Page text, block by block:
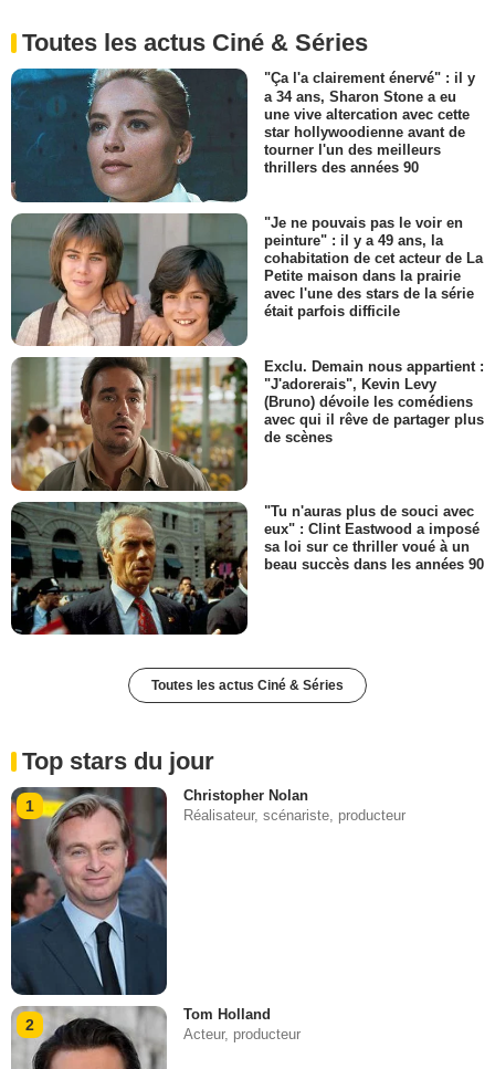
Toutes les actus Ciné & Séries
"Ça l'a clairement énervé" : il y
a 34 ans, Sharon Stone a eu
une vive altercation avec cette
star hollywoodienne avant de
tourner l'un des meilleurs
thrillers des années 90
"Je ne pouvais pas le voir en
peinture" : il y a 49 ans, la
cohabitation de cet acteur de La
Petite maison dans la prairie
avec l'une des stars de la série
était parfois difficile
Exclu. Demain nous appartient :
"J'adorerais", Kevin Levy
(Bruno) dévoile les comédiens
avec qui il rêve de partager plus
de scènes
"Tu n'auras plus de souci avec
eux" : Clint Eastwood a imposé
sa loi sur ce thriller voué à un
beau succès dans les années 90
Toutes les actus Ciné & Séries
Top stars du jour
1
Christopher Nolan
Réalisateur, scénariste, producteur
2
Tom Holland
Acteur, producteur